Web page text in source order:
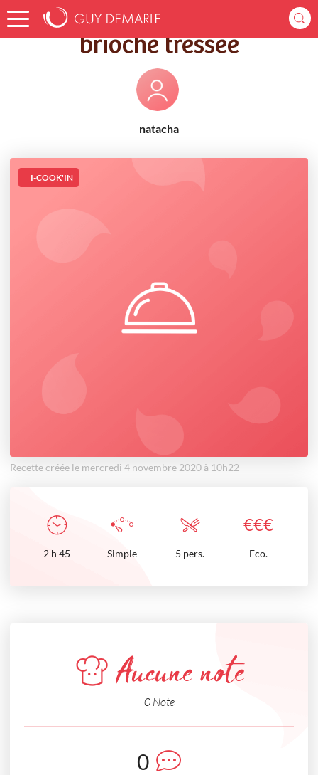
Accueil Recettes brioche tressée
brioche tressée
natacha
I-COOK'IN
Recette créée le mercredi 4 novembre 2020 à 10h22
€€€
2 h 45 Simple 5 pers. Eco.
Aucune note
0 Note
0